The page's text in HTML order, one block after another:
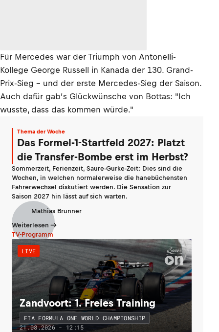
Für Mercedes war der Triumph von Antonelli-
Kollege George Russell in Kanada der 130. Grand-
Prix-Sieg – und der erste Mercedes-Sieg der Saison.
Auch dafür gab’s Glückwünsche von Bottas: "Ich
wusste, dass das kommen würde."
Thema der Woche
Das Formel-1-Startfeld 2027: Platzt
die Transfer-Bombe erst im Herbst?
Sommerzeit, Ferienzeit, Saure-Gurke-Zeit: Dies sind die
Wochen, in welchen normalerweise die hanebüchensten
Fahrerwechsel diskutiert werden. Die Sensation zur
Saison 2027 hin lässt auf sich warten.
Mathias Brunner
Weiterlesen
TV-Programm
LIVE
Zandvoort: 1. Freies Training
FIA FORMULA ONE WORLD CHAMPIONSHIP
21.08.2026 - 12:15